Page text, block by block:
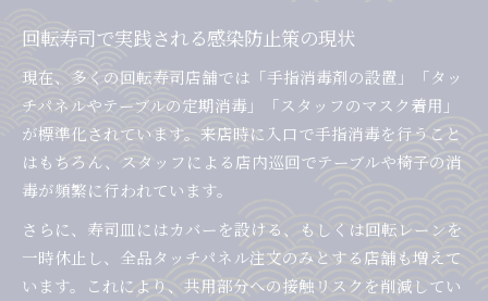
回転寿司で実践される感染防止策の現状
現在、多くの回転寿司店舗では「手指消毒剤の設置」「タッ
チパネルやテーブルの定期消毒」「スタッフのマスク着用」
が標準化されています。来店時に入口で手指消毒を行うこと
はもちろん、スタッフによる店内巡回でテーブルや椅子の消
毒が頻繁に行われています。
さらに、寿司皿にはカバーを設ける、もしくは回転レーンを
一時休止し、全品タッチパネル注文のみとする店舗も増えて
います。これにより、共用部分への接触リスクを削減してい